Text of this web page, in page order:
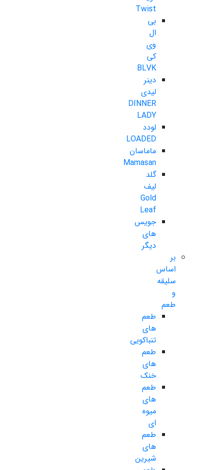
Twist
بی
ال
وی
کی
BLVK
دینر
لیدی
DINNER
LADY
لودد
LOADED
ماماسان
Mamasan
گلد
لیف
Gold
Leaf
جویس
های
دیگر
بر
اساس
سلیقه
و
طعم
طعم
های
تنباکویی
طعم
های
خنک
طعم
های
میوه
ای
طعم
های
شیرین